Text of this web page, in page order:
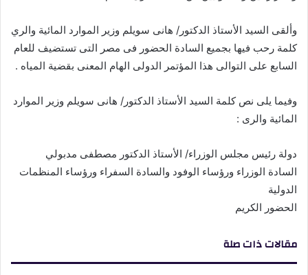
وألقى السيد الأستاذ الدكتور/ هانى سويلم وزير الموارد المائية والري
كلمة رحب فيها بجميع السادة الحضور فى مصر التى تستضيف للعام
السابع على التوالى هذا المؤتمر الدولى الهام المعنى بقضية المياه .
وفيما يلى نص كلمة السيد الأستاذ الدكتور/ هانى سويلم وزير الموارد
المائية والرى :
دولة رئيس مجلس الوزراء/ الأستاذ الدكتور مصطفى مدبولي
السادة الوزراء ورؤساء الوفود والسادة السفراء ورؤساء المنظمات
الدولية
الحضور الكريم
مقالات ذات صلة